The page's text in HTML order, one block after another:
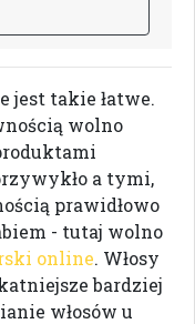
jest takie łatwe.
wolno
a tymi,
prawidłowo
- tutaj wolno
online. Włosy
bardziej
włosów u